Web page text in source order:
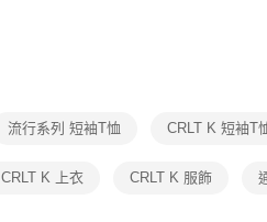
流行系列 短袖T恤 CRLT K 短袖T
CRLT K 上衣 CRLT K 服飾